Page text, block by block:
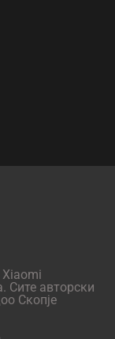
Сите авторски
Скопје